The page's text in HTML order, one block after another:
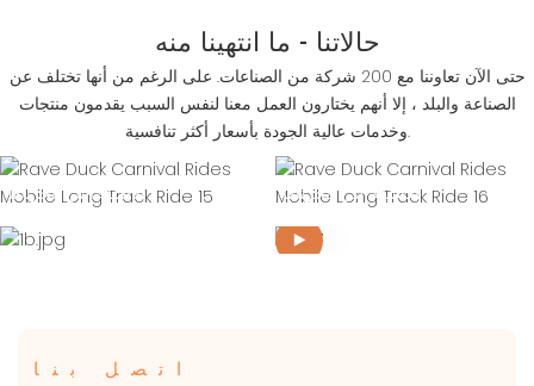
حالاتنا - ما انتهينا منه
حتى الآن تعاوننا مع 200 شركة من الصناعات. على الرغم من أنها تختلف عن
الصناعة والبلد ، إلا أنهم يختارون العمل معنا لنفس السبب يقدمون منتجات
وخدمات عالية الجودة بأسعار أكثر تنافسية.
الأشياء التي أنجزناها
COOPERATION
ACHIEVEMENTS
الأشياء التي أنجزناها
COOPERATION
ACHIEVEMENTS
اتصل بنا